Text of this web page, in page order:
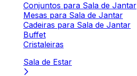
Conjuntos para Sala de Jantar
Mesas para Sala de Jantar
Cadeiras para Sala de Jantar
Buffet
Cristaleiras
Sala de Estar